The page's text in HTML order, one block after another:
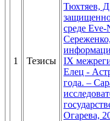
1 Тезисы
Тюхтяев,
среде
IX
Елец -
года. –
Огарева,